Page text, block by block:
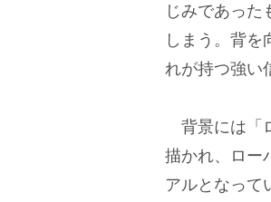
じみであった
しまう。背
れが持つ強い
背景には「
描かれ、ロー
アルとなって